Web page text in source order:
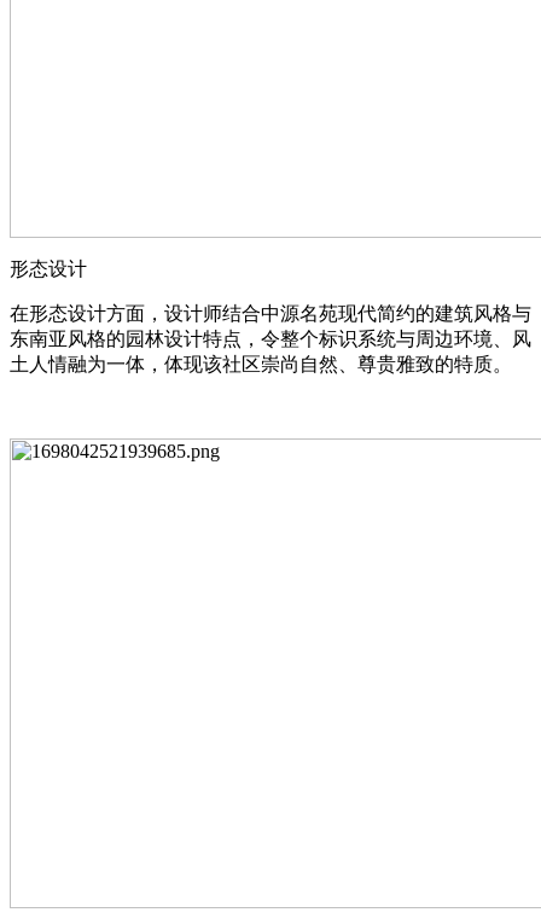
形态设计
在形态设计方面，设计师结合中源名苑现代简约的建筑风格与
东南亚风格的园林设计特点，令整个标识系统与周边环境、风
土人情融为一体，体现该社区崇尚自然、尊贵雅致的特质。